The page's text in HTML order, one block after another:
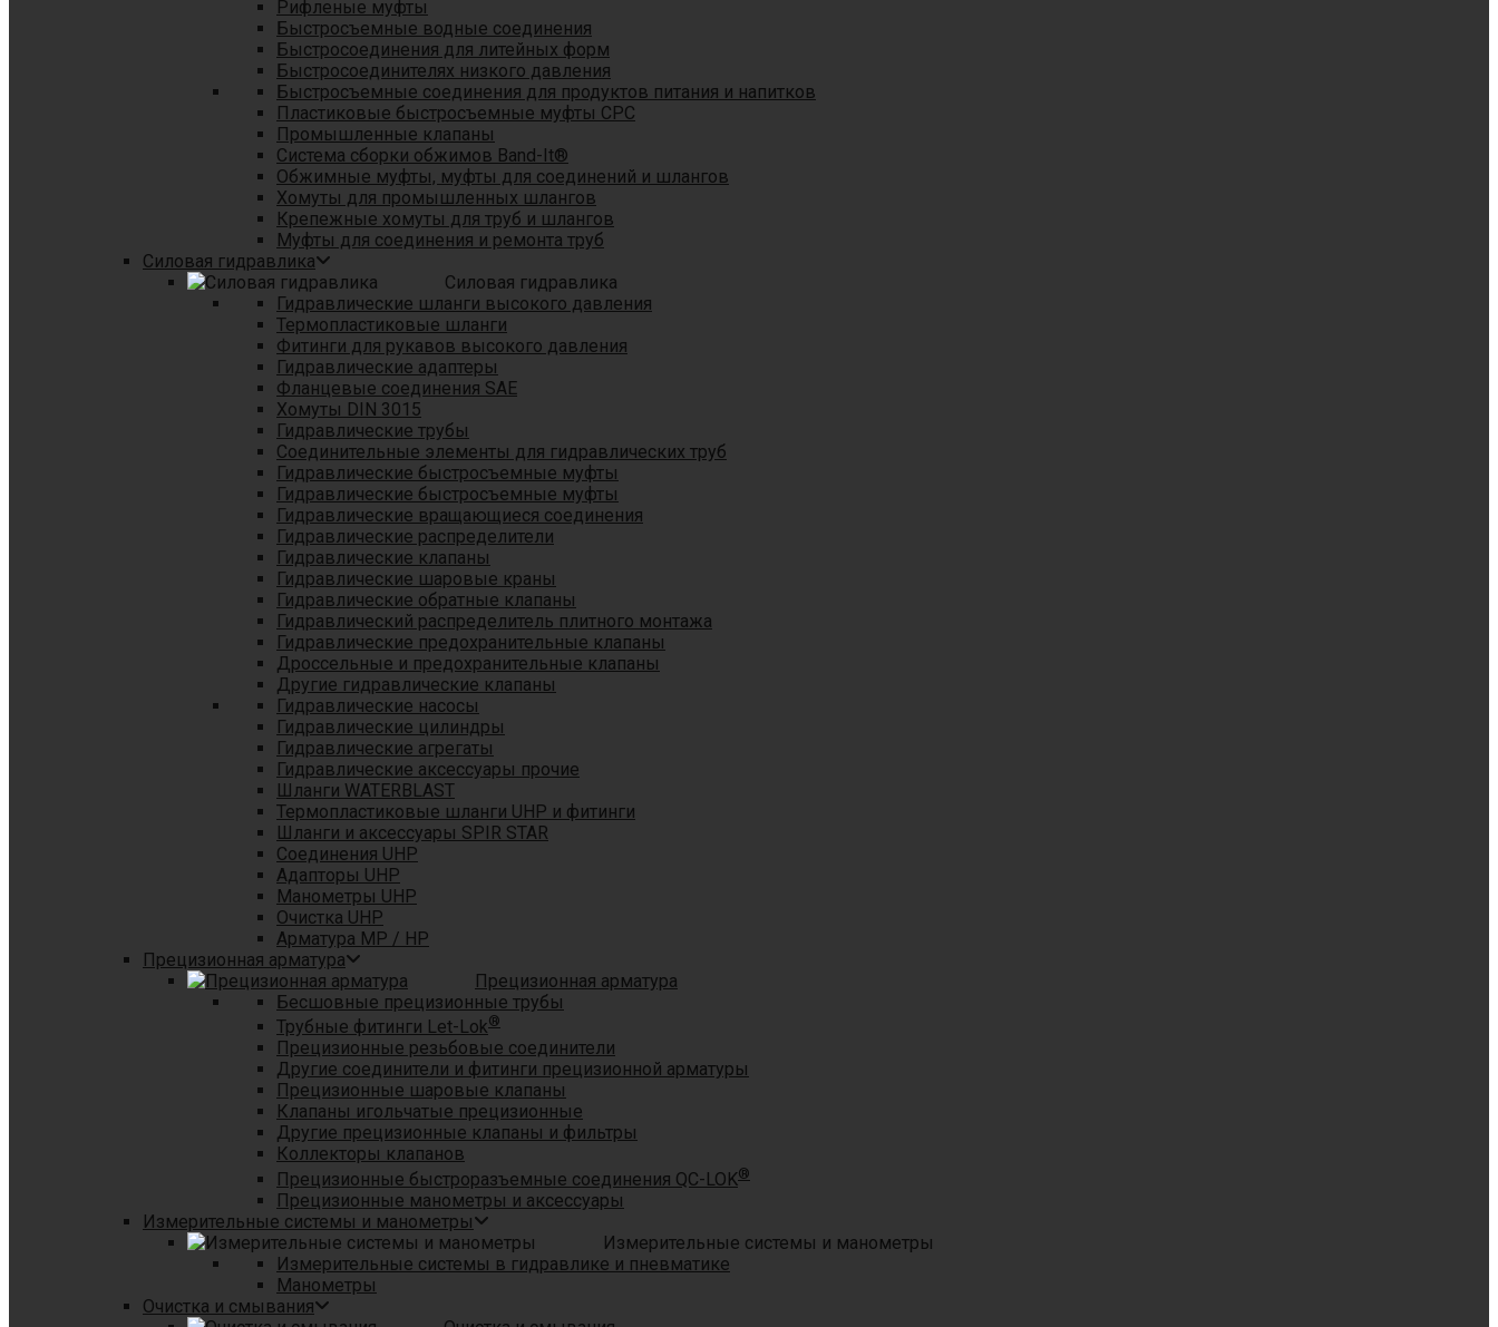
Рифленые муфты
Быстросъемные водные соединения
Быстросоединения для литейных форм
Быстросоединителях низкого давления
Быстросъемные соединения для продуктов питания и напитков
Пластиковые быстросъемные муфты CPC
Промышленные клапаны
Система сборки обжимов Band-It®
Обжимные муфты, муфты для соединений и шлангов
Хомуты для промышленных шлангов
Крепежные хомуты для труб и шлангов
Муфты для соединения и ремонта труб
Силовая гидравлика
Силовая гидравлика
Гидравлические шланги высокого давления
Термопластиковые шланги
Фитинги для рукавов высокого давления
Гидравлические адаптеры
Фланцевые соединения SAE
Хомуты DIN 3015
Гидравлические трубы
Соединительные элементы для гидравлических труб
Гидравлические быстросъемные муфты
Гидравлические быстросъемные муфты
Гидравлические вращающиеся соединения
Гидравлические распределители
Гидравлические клапаны
Гидравлические шаровые краны
Гидравлические обратные клапаны
Гидравлический распределитель плитного монтажа
Гидравлические предохранительные клапаны
Дроссельные и предохранительные клапаны
Другие гидравлические клапаны
Гидравлические насосы
Гидравлические цилиндры
Гидравлические агрегаты
Гидравлические аксессуары прочие
Шланги WATERBLAST
Термопластиковые шланги UHP и фитинги
Шланги и аксессуары SPIR STAR
Соединения UHP
Адапторы UHP
Манометры UHP
Очистка UHP
Арматура MP / HP
Прецизионная арматура
Прецизионная арматура
Бесшовные прецизионные трубы
Трубные фитинги Let-Lok®
Прецизионные резьбовые соединители
Другие соединители и фитинги прецизионной арматуры
Прецизионные шаровые клапаны
Клапаны игольчатые прецизионные
Другие прецизионные клапаны и фильтры
Коллекторы клапанов
Прецизионные быстроразъемные соединения QC-LOK®
Прецизионные манометры и аксессуары
Измерительные системы и манометры
Измерительные системы и манометры
Измерительные системы в гидравлике и пневматике
Манометры
Очистка и смывания